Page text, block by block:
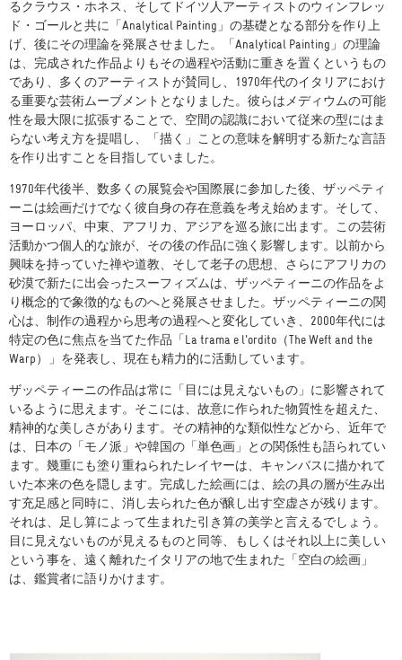
るクラウス・ホネス、そしてドイツ人アーティストのウィンフレッ
ド・ゴールと共に「Analytical Painting」の基礎となる部分を作り上
げ、後にその理論を発展させました。「Analytical Painting」の理論
は、完成された作品よりもその過程や活動に重きを置くというもの
であり、多くのアーティストが賛同し、1970年代のイタリアにおけ
る重要な芸術ムーブメントとなりました。彼らはメディウムの可能
性を最大限に拡張することで、空間の認識において従来の型にはま
らない考え方を提唱し、「描く」ことの意味を解明する新たな言語
を作り出すことを目指していました。
1970年代後半、数多くの展覧会や国際展に参加した後、ザッペティ
ーニは絵画だけでなく彼自身の存在意義を考え始めます。そして、
ヨーロッパ、中東、アフリカ、アジアを巡る旅に出ます。この芸術
活動かつ個人的な旅が、その後の作品に強く影響します。以前から
興味を持っていた禅や道教、そして老子の思想、さらにアフリカの
砂漠で新たに出会ったスーフィズムは、ザッペティーニの作品をよ
り概念的で象徴的なものへと発展させました。ザッペティーニの関
心は、制作の過程から思考の過程へと変化していき、2000年代には
特定の色に焦点を当てた作品「La trama e l'ordito（The Weft and the
Warp）」を発表し、現在も精力的に活動しています。
ザッペティーニの作品は常に「目には見えないもの」に影響されて
いるように思えます。そこには、故意に作られた物質性を超えた、
精神的な美しさがあります。その精神的な類似性などから、近年で
は、日本の「モノ派」や韓国の「単色画」との関係性も語られてい
ます。幾重にも塗り重ねられたレイヤーは、キャンバスに描かれて
いた本来の色を隠します。完成した絵画には、絵の具の層が生み出
す充足感と同時に、消し去られた色が醸し出す空虚さが残ります。
それは、足し算によって生まれた引き算の美学と言えるでしょう。
目に見えないものが見えるものと同等、もしくはそれ以上に美しい
という事を、遠く離れたイタリアの地で生まれた「空白の絵画」
は、鑑賞者に語りかけます。